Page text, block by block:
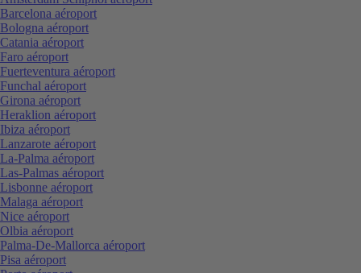
Barcelona aéroport
Bologna aéroport
Catania aéroport
Faro aéroport
Fuerteventura aéroport
Funchal aéroport
Girona aéroport
Heraklion aéroport
Ibiza aéroport
Lanzarote aéroport
La-Palma aéroport
Las-Palmas aéroport
Lisbonne aéroport
Malaga aéroport
Nice aéroport
Olbia aéroport
Palma-De-Mallorca aéroport
Pisa aéroport